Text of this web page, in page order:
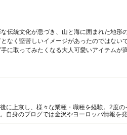
伝統文化が息づき、山と海に囲まれた地形
なく堅苦しいイメージがあったのではない
に取ってみたくなる大人可愛いアイテムが
に上京し、様々な業種・職種を経験。2度の
自身のブログでは金沢やヨーロッパ情報を
いるので、味覚には自信あり。